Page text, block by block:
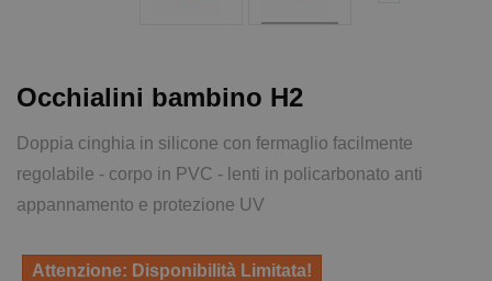
Occhialini bambino H2
Doppia cinghia in silicone con fermaglio facilmente
regolabile - corpo in PVC - lenti in policarbonato anti
appannamento e protezione UV
Attenzione: Disponibilità Limitata!